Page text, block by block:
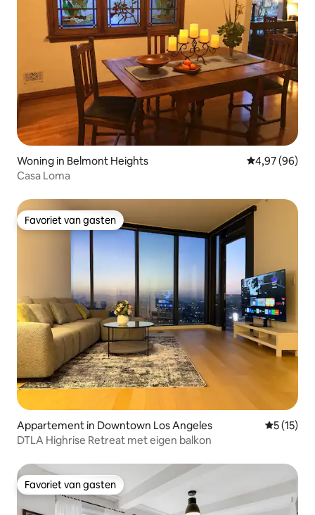
Woning in Belmont Heights Gemiddelde
4,97 (96)
Casa Loma
Favoriet van gasten
Favoriet van gasten
Appartement in Downtown Los Angeles
5 (15)
DTLA Highrise Retreat met eigen balkon
Favoriet van gasten
Favoriet van gasten